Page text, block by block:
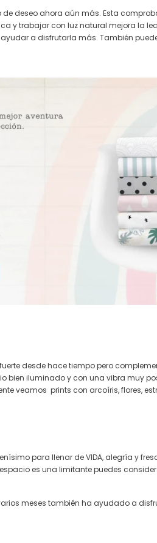
deseo ahora aún más. Esta
y trabajar con luz natural mejora la
a disfrutarla más. También
desde hace tiempo pero
bien iluminado y con una vibra muy
veamos prints con arcoíris, flores,
para llenar de VIDA, alegría y
es una limitante puedes
meses también ha ayudado a